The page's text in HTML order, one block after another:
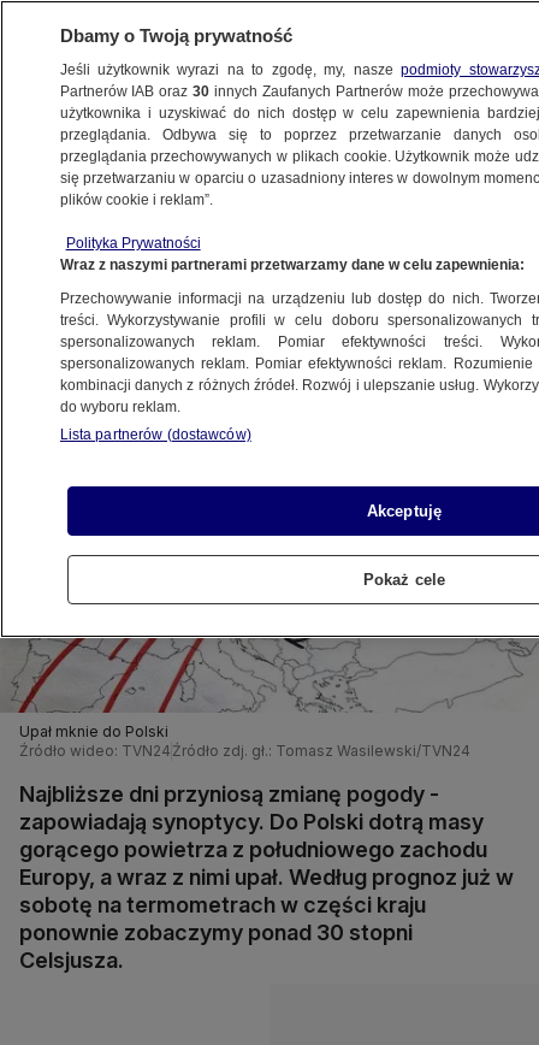
METEO
PROGNOZA
przyszłość"
7.08.2025, 09:39
Udostępnij
Upał mknie do Polski
Źródło wideo: TVN24 Źródło zdj. gł.: Tomasz Wasilewski/TVN24
Najbliższe dni przyniosą zmianę pogody -
zapowiadają synoptycy. Do Polski dotrą masy
gorącego powietrza z południowego zachodu
Europy, a wraz z nimi upał. Według prognoz już w
sobotę na termometrach w części kraju
ponownie zobaczymy ponad 30 stopni
Celsjusza.
Dbamy o Twoją prywatność
Jeśli użytkownik wyrazi na to zgodę, my, naszepodmioty
Partnerów IAB oraz30 innych Zaufanych Partnerów może
użytkownika i uzyskiwać do nich dostęp w celu zapewnienia
przeglądania. Odbywa się to poprzez przetwarzanie danych
przeglądania przechowywanych w plikach cookie. Użytkownik może
się przetwarzaniu w oparciu o uzasadniony interes w dowolnym
plików cookie i reklam”.
Polityka Prywatności
Wraz z naszymi partnerami przetwarzamy dane w celu zapewnienia:
Przechowywanie informacji na urządzeniu lub dostęp do nich.
treści. Wykorzystywanie profili w celu doboru spersonalizowanych
spersonalizowanych reklam. Pomiar efektywności treści.
spersonalizowanych reklam. Pomiar efektywności reklam.
kombinacji danych z różnych źródeł. Rozwój i ulepszanie usług.
do wyboru reklam.
Lista partnerów (dostawców)
Akceptuję
Pokaż cele